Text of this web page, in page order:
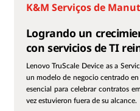
K&M Serviços de
Logrando un
con servicios de TI
Lenovo TruScale Device as a
un modelo de negocio centrado
esencial para celebrar contratos
vez estuvieron fuera de su alcance.